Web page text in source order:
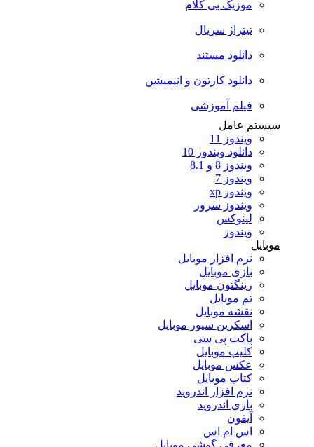
موزیک بی کلام
تیتراژ سریال
دانلود مستند
دانلود کارتون و انیمیشن
فیلم آموزشی
سیستم عامل
ویندوز 11
دانلود ویندوز 10
ویندوز 8 و 8.1
ویندوز 7
ویندوز xp
ویندوز سرور
لینوکس
ویندوز
موبایل
نرم افزار موبایل
بازی موبایل
رینگتون موبایل
تم موبایل
نقشه موبایل
اسکرین سیور موبایل
پاکت پی سی
کلیپ موبایل
عکس موبایل
کتاب موبایل
نرم افزار اندروید
بازی اندروید
آیفون
اس ام اس
معرفی گوشی موبایل